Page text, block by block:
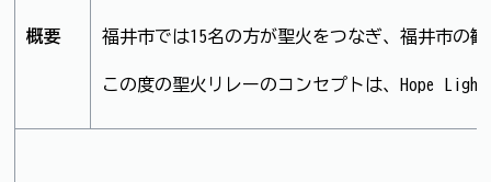
概要 福井市では15名の方が聖火をつなぎ、福井市の
この度の聖火リレーのコンセプトは、Hope